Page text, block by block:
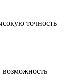
точность